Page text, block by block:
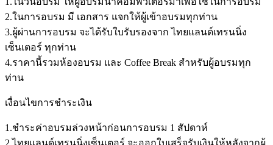
2.ในการอบรม มี เอกสาร แจกให้ผู้เข้าอบรมทุกท่าน
3.ผู้ผ่านการอบรม จะได้รับใบรับรองจาก ไทยแลนด์เทรนนิ่ง
เซ็นเตอร์ ทุกท่าน
4.ราคานี้รวมห้องอบรม และ Coffee Break สำหรับผู้อบรมทุก
ท่าน
เงื่อนไขการชำระเงิน
1.ชำระค่าอบรมล่วงหน้าก่อนการอบรม 1 สัปดาห์
2.ไทยแลนด์เทรนนิ่งเซ็นเตอร์ จะออกใบเสร็จรับเงินให้หลังจากผู้